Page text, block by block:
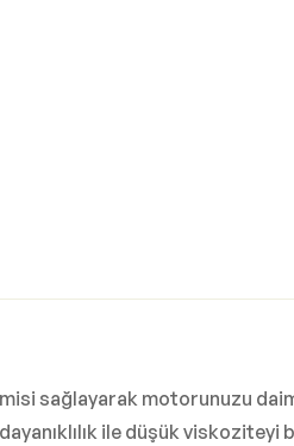
sağlayarak motorunuzu
ile düşük viskoziteyi